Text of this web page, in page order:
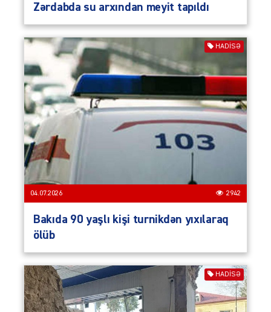
Zərdabda su arxından meyit tapıldı
HADISƏ
04.07.2026 2942
Bakıda 90 yaşlı kişi turnikdən yıxılaraq
ölüb
HADISƏ